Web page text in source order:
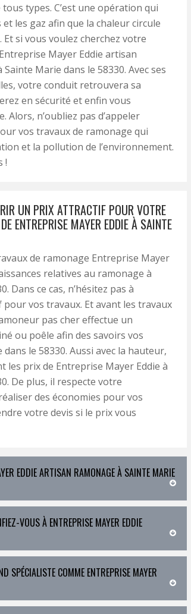
types. C’est une opération qui
les gaz afin que la chaleur circule
si vous voulez cherchez votre
Mayer Eddie artisan
Marie dans le 58330. Avec ses
votre conduit retrouvera sa
en sécurité et enfin vous
Alors, n’oubliez pas d’appeler
vos travaux de ramonage qui
et la pollution de l’environnement.
!
UN PRIX ATTRACTIF POUR VOTRE
ENTREPRISE MAYER EDDIE À SAINTE
de ramonage Entreprise Mayer
relatives au ramonage à
Dans ce cas, n’hésitez pas à
vos travaux. Et avant les travaux
pas cher effectue un
ou poêle afin des savoirs vos
le 58330. Aussi avec la hauteur,
les prix de Entreprise Mayer Eddie à
De plus, il respecte votre
des économies pour vos
votre devis si le prix vous
EDDIE ARTISAN RAMONAGE À SAINTE MARIE
VOUS À ENTREPRISE MAYER EDDIE
SPÉCIALISTE COMME ENTREPRISE MAYER